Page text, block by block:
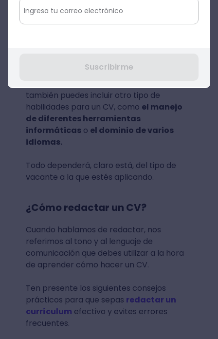
también puedes incluir otro tipo de
habilidades para un CV, como el manejo
de diferentes herramientas
informáticaso el dominio de varios
idiomas.
Todo dependerá, claro está, del tipo de
vacante a la que estés aplicando.
¿Cómo redactar un CV?
Cuando hablamos de redactar, nos
referimos al tono y al lenguaje de
comunicación que debes utilizar a la hora
de aprender cómo hacer un CV.
Ten presente los siguientes consejos
prácticos para que sepas redactar un
currículum efectivo y evites errores
frecuentes.
Suscribirme